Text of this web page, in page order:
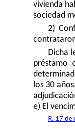
vivienda
sociedad
2)
Dicha
préstamo
los 30
e) El
R. 17 de